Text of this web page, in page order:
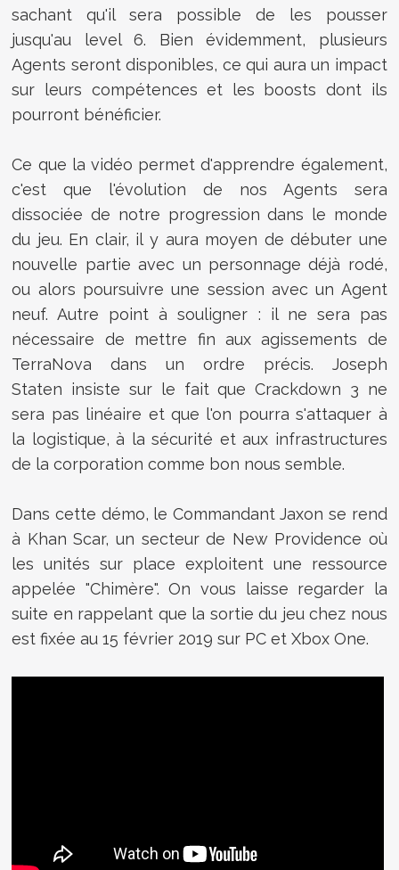
sachant qu'il sera possible de les pousser
jusqu'au level 6. Bien évidemment, plusieurs
Agents seront disponibles, ce qui aura un impact
sur leurs compétences et les boosts dont ils
pourront bénéficier.
Ce que la vidéo permet d'apprendre également,
c'est que l'évolution de nos Agents sera
dissociée de notre progression dans le monde
du jeu. En clair, il y aura moyen de débuter une
nouvelle partie avec un personnage déjà rodé,
ou alors poursuivre une session avec un Agent
neuf. Autre point à souligner : il ne sera pas
nécessaire de mettre fin aux agissements de
TerraNova dans un ordre précis. Joseph
Staten insiste sur le fait que Crackdown 3 ne
sera pas linéaire et que l'on pourra s'attaquer à
la logistique, à la sécurité et aux infrastructures
de la corporation comme bon nous semble.
Dans cette démo, le Commandant Jaxon se rend
à Khan Scar, un secteur de New Providence où
les unités sur place exploitent une ressource
appelée "Chimère". On vous laisse regarder la
suite en rappelant que la sortie du jeu chez nous
est fixée au 15 février 2019 sur PC et Xbox One.